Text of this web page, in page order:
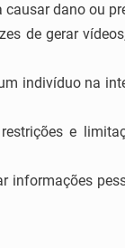
dano ou
de gerar
indivíduo na
e